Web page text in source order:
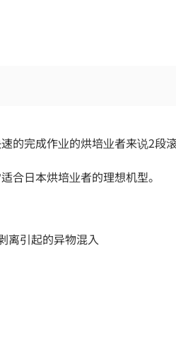
的完成作业的烘培业者来说2段
合日本烘培业者的理想机型。
离引起的异物混入